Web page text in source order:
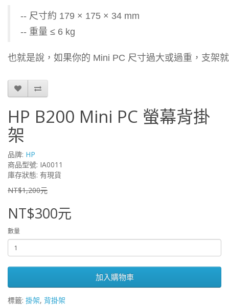
-- 尺寸約 179 × 175 × 34 mm
-- 重量 ≤ 6 kg
也就是說，如果你的 Mini PC 尺寸過大或過重，支架
HP B200 Mini PC 螢幕背掛
架
品牌: HP
商品型號: IA0011
庫存狀態: 有現貨
NT$1,200元
NT$300元
數量
加入購物車
標籤: 掛架, 背掛架